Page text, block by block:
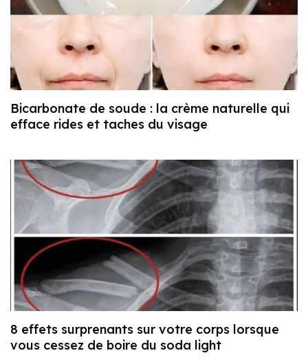
Bicarbonate de soude : la crème naturelle qui
efface rides et taches du visage
8 effets surprenants sur votre corps lorsque
vous cessez de boire du soda light